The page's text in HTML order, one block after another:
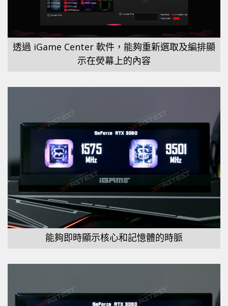
透過 iGame Center 軟件，能夠重新選取及編排顯
示在熒幕上的內容
能夠即時顯示核心和記憶體的時脈